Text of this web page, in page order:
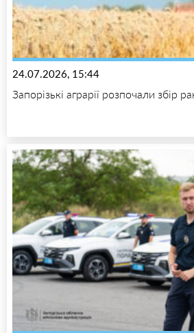
24.07.2026, 15:44
Запорізькі аграрії розпочали збір